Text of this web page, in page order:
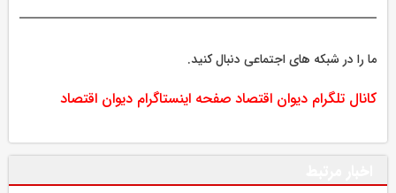
ما را در شبکه های اجتماعی دنبال کنید.
کانال تلگرام دیوان اقتصاد صفحه اینستاگرام دیوان اقتصاد